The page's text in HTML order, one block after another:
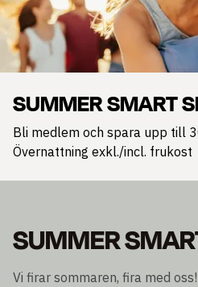
SUMMER SMART
Bli medlem och spara upp till
Övernattning exkl./incl. frukost
SUMMER
Vi firar sommaren, fira med oss!